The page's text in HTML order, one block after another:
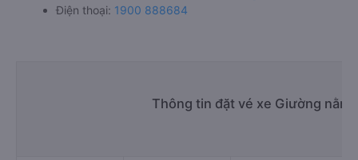
Điện thoại: 1900 888684
Thông tin đặt vé xe Giường nằm